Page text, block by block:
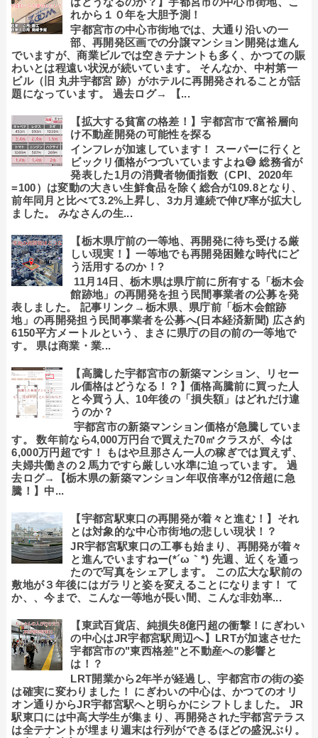
れから１０年を大胆予測！
宇都宮市の中心市街地では、大通り沿いの一
部、再開発区画での分譲マンション開発は進ん
でいますが、商業ビルでは空きテナントも多く、かつての賑
わいとは程遠い状況が続いています。 そんなか、中村第一
ビル（旧 丸井宇都宮 跡）がホテルに再開発されることが話
題になっています。 過去ログ→ 【...
【拡大する貧富の格差！】宇都宮市で富裕層向
け不動産開発の可能性を探る
インフレが加速しています！ スーパーに行くと
ビックリ価格がつづいていますよね😅 総務省が
発表した1月の消費者物価指数（CPI、2020年
=100）は変動の大きい生鮮食品を除く総合が109.8となり、
前年同月と比べて3.2%上昇し、3カ月連続で伸び率が拡大し
ました。 みなさんの生...
【栃木県庁前の一等地、再開発に待ち受ける厳
しい現実！】一等地でも再開発困難な時代にど
う活用するのか！?
11月14日、栃木県は県庁前に所有する「栃木会
館跡地」の再開発を担う民間事業者の公募を発
表しました。 記事リンク→栃木県、県庁前「栃木会館跡
地」の再開発担う民間事業者を公募へ(日本経済新聞) 広さ約
6150平方メートルという、まさに県庁の目の前の一等地で
す。 県は商業・業...
【高騰した宇都宮市の新築マンション、リセー
ル価格はどうなる！？】価格高騰前に買った人
と今買う人、10年後の「損失額」はどれだけ違
うのか？
宇都宮市の新築マンション価格が急騰していま
す。 数年前なら4,000万円台で買えた70㎡クラスが、今は
6,000万円超です！ もはや旦那さん一人の稼ぎでは買えず、
夫婦共働きの２馬力ですら厳しい水準に迫っています。 過
去ログ→【栃木県の新築マンション年収倍率が12倍超に急
騰！】中...
【宇都宮駅東口の再開発が着々と進む！】それ
とは対象的な中心市街地の悲しい現状！？
JR宇都宮駅東口の工事も始まり、再開発が着々
と進んでいますねー(*´ω｀*) 先週、近くを通っ
たので写真をシェアします。 この広大な駅前の
敷地が３年後にはガラリと姿を変えることになります！ て
か、、今まで、こんな一等地が長い間、こんな非効率...
【東武百貨店、純損失8億円超の衝撃！にぎわい
の中心はJR宇都宮駅周辺へ】LRTが加速させた
宇都宮市の"東西格差"と不動産への影響と
は！？
LRT開業から2年半が経過し、宇都宮市の街の姿
は確実に変わりました！ にぎわいの中心は、かつてのオリ
オン通りからJR宇都宮駅へと明らかにシフトしました。 JR
駅東口には中高大学生が集まり、再開発された宇都宮テラス
は全テナントが埋まり週末は行列ができるほどの盛況ぶり。